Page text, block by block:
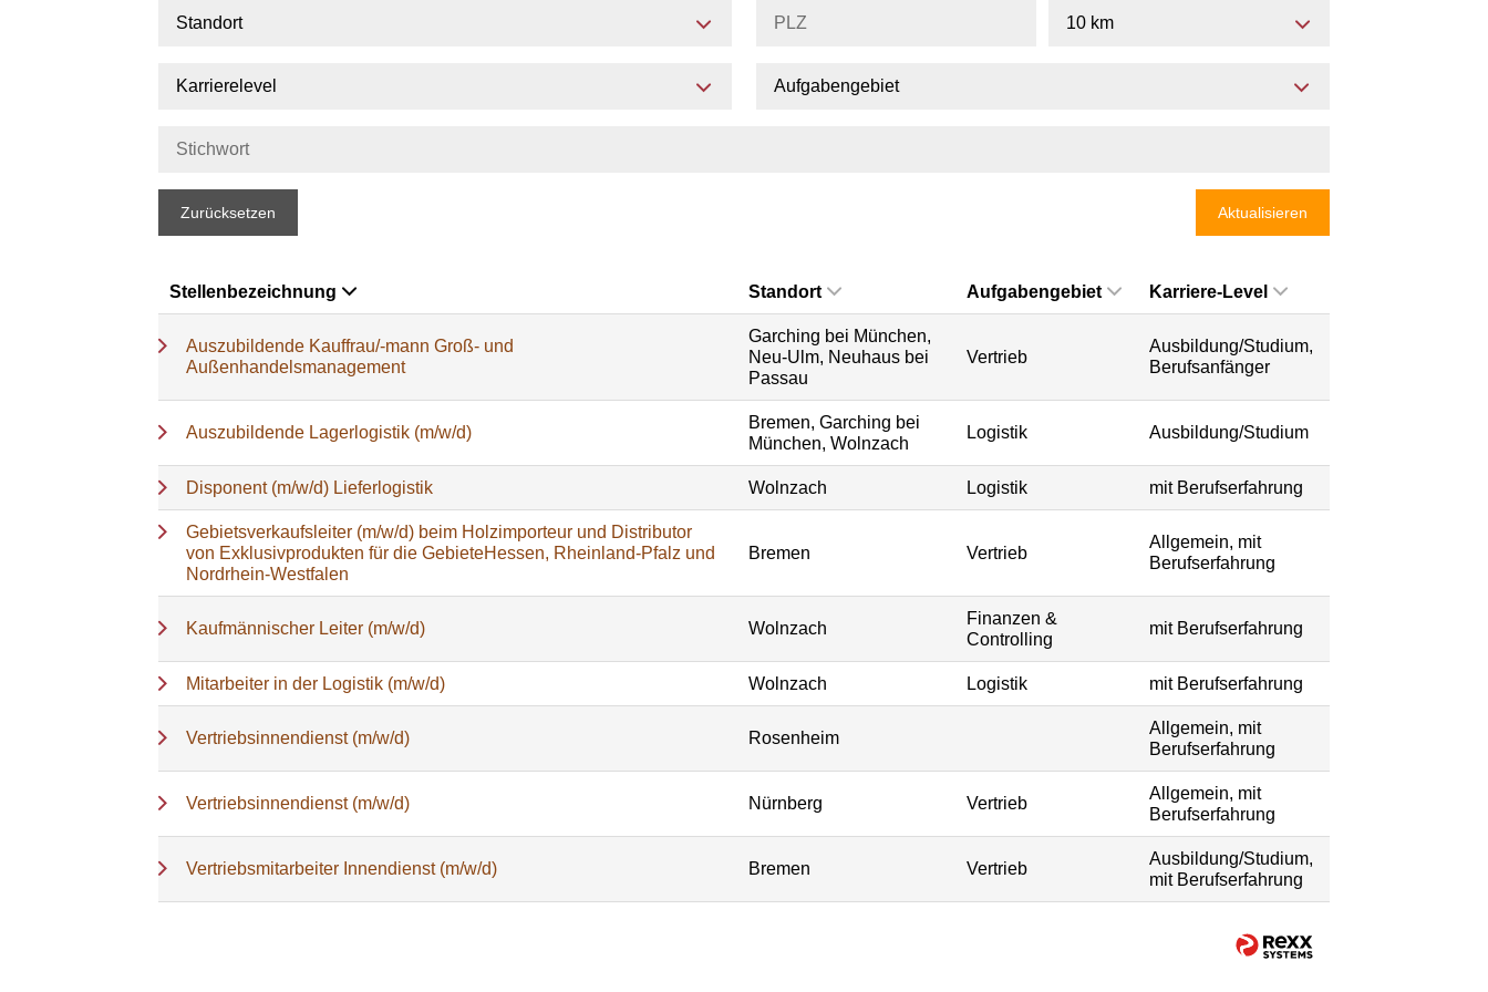
Standort 10 km
Karrierelevel Aufgabengebiet
Zurücksetzen Aktualisieren
Stellenbezeichnung Standort Aufgabengebiet Karriere-Level
Auszubildende Kauffrau/-mann Groß- und
Außenhandelsmanagement
Garching bei München,
Neu-Ulm, Neuhaus bei
Passau
Vertrieb
Ausbildung/Studium,
Berufsanfänger
Auszubildende Lagerlogistik (m/w/d)
Bremen, Garching bei
München, Wolnzach
Logistik Ausbildung/Studium
Disponent (m/w/d) Lieferlogistik Wolnzach Logistik mit Berufserfahrung
Gebietsverkaufsleiter (m/w/d) beim Holzimporteur und Distributor
von Exklusivprodukten für die GebieteHessen, Rheinland-Pfalz und
Nordrhein-Westfalen
Bremen Vertrieb
Allgemein, mit
Berufserfahrung
Kaufmännischer Leiter (m/w/d) Wolnzach
Finanzen &
Controlling
mit Berufserfahrung
Mitarbeiter in der Logistik (m/w/d) Wolnzach Logistik mit Berufserfahrung
Vertriebsinnendienst (m/w/d) Rosenheim
Allgemein, mit
Berufserfahrung
Vertriebsinnendienst (m/w/d) Nürnberg Vertrieb
Allgemein, mit
Berufserfahrung
Vertriebsmitarbeiter Innendienst (m/w/d) Bremen Vertrieb
Ausbildung/Studium,
mit Berufserfahrung